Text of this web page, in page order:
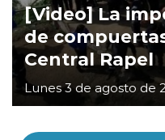
[Video] La
de
Central Rapel
Lunes 3 de agosto de